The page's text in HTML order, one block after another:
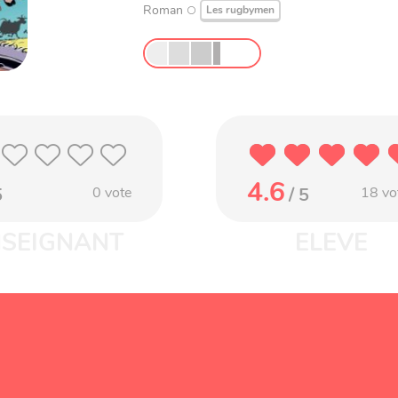
Roman Les rugbymen
0 vote 4.6/ 5 18